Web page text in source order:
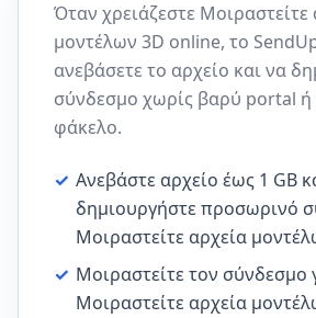
Όταν χρειάζεστε Μοιραστείτε
μοντέλων 3D online, το
ανεβάσετε το αρχείο και να
σύνδεσμο χωρίς βαρύ portal ή
φάκελο.
✓ Ανεβάστε αρχείο έως 1 GB
δημιουργήστε προσωρινό
Μοιραστείτε αρχεία
✓ Μοιραστείτε τον σύνδεσμο
Μοιραστείτε αρχεία